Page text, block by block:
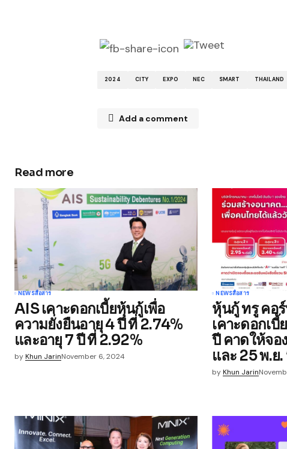
2024 CITY EXPO NEC SMART THAILAND
Add a comment
Comment*
Your Name*
Save my name, email, and website in
this browser for the next time I
comment.
Read more
NEWSสื่อสาร
AIS เคาะดอกเบี้ยหุ้นกู้เพื่อ
ความยั่งยืนอายุ 4 ปี ที่ 2.74%
และอายุ 7 ปี ที่ 2.92%
byKhun JarinNovember 6, 2024
NEWSสื่อสาร
หุ้นกู้ ทรู คอ
เคาะดอกเ
ปี คาดให้จอ
และ 25 พ.ย.
by Khun Jarin